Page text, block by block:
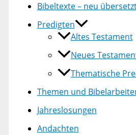
Bibeltexte – neu
Predigten
Altes Testament
Neues
Thematische
Themen und
Jahreslosungen
Andachten